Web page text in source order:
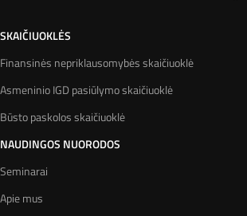
SKAIČIUOKLĖS
Finansinės nepriklausomybės skaičiuoklė
Asmeninio IGD pasiūlymo skaičiuoklė
Būsto paskolos skaičiuoklė
NAUDINGOS NUORODOS
Seminarai
Apie mus